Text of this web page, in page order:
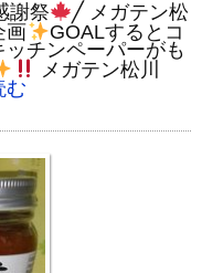
謝祭
╱ メガテン松
画
GOALするとコ
ッチンペーパーがも
メガテン松川
む